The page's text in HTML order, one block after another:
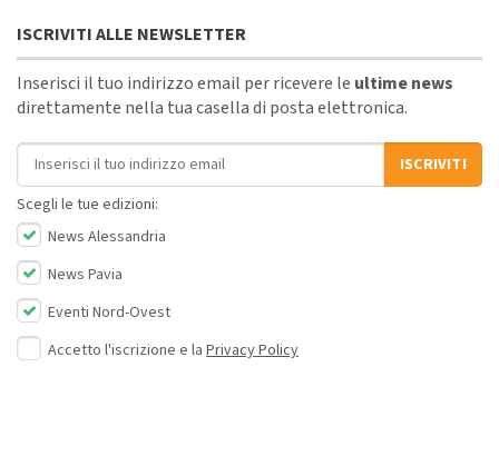
ISCRIVITI ALLE NEWSLETTER
Inserisci il tuo indirizzo email per ricevere le ultime news
direttamente nella tua casella di posta elettronica.
Indirizzo email
ISCRIVITI
Scegli le tue edizioni:
News Alessandria
News Pavia
Eventi Nord-Ovest
Accetto l'iscrizione e la Privacy Policy